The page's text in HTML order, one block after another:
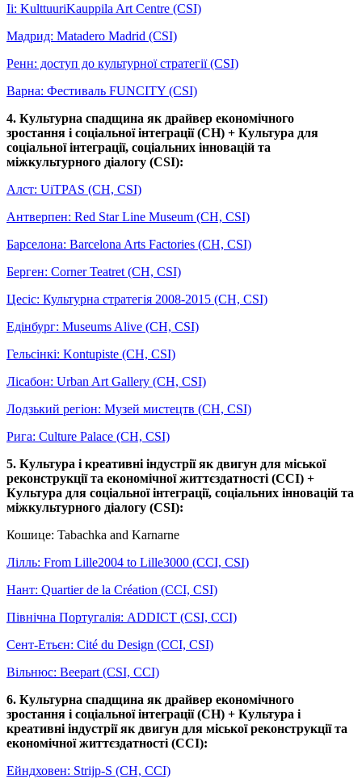
Ii: KulttuuriKauppila Art Centre (CSI)
Мадрид: Matadero Madrid (CSI)
Ренн: доступ до культурної стратегії (CSI)
Варна: Фестиваль FUNCITY (CSI)
4. Культурна спадщина як драйвер економічного
зростання і соціальної інтеграції (CH) + Культура для
соціальної інтеграції, соціальних інновацій та
міжкультурного діалогу (CSI):
Алст: UiTPAS (CH, CSI)
Антверпен: Red Star Line Museum (CH, CSI)
Барселона: Barcelona Arts Factories (CH, CSI)
Берген: Corner Teatret (CH, CSI)
Цесіс: Культурна стратегія 2008-2015 (CH, CSI)
Едінбург: Museums Alive (CH, CSI)
Гельсінкі: Kontupiste (CH, CSI)
Лісабон: Urban Art Gallery (CH, CSI)
Лодзький регіон: Музей мистецтв (CH, CSI)
Рига: Culture Palace (CH, CSI)
5. Культура і креативні індустрії як двигун для міської
реконструкції та економічної життєздатності (CCI) +
Культура для соціальної інтеграції, соціальних інновацій та
міжкультурного діалогу (CSI):
Кошице: Tabachka and Karnarne
Лілль: From Lille2004 to Lille3000 (CCI, CSI)
Нант: Quartier de la Création (CCI, CSI)
Північна Португалія: ADDICT (CSI, CCI)
Сент-Етьєн: Cité du Design (CCI, CSI)
Вільнюс: Beepart (CSI, CCI)
6. Культурна спадщина як драйвер економічного
зростання і соціальної інтеграції (CH) + Культура і
креативні індустрії як двигун для міської реконструкції та
економічної життєздатності (CCI):
Ейндховен: Strijp-S (CH, CCI)